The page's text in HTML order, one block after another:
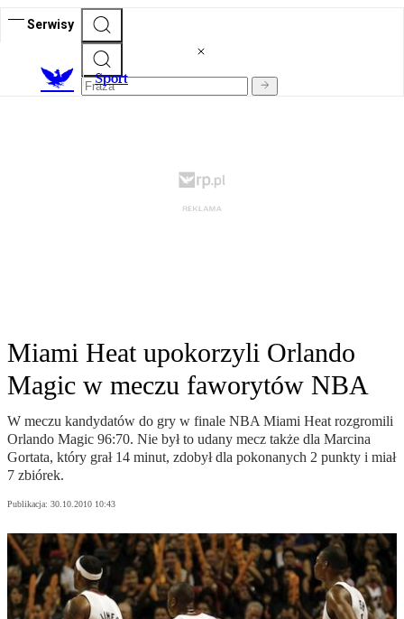
Serwisy
Sport
Miami Heat upokorzyli Orlando
Magic w meczu faworytów NBA
W meczu kandydatów do gry w finale NBA Miami Heat rozgromili
Orlando Magic 96:70. Nie był to udany mecz także dla Marcina
Gortata, który grał 14 minut, zdobył dla pokonanych 2 punkty i miał
7 zbiórek.
Publikacja: 30.10.2010 10:43